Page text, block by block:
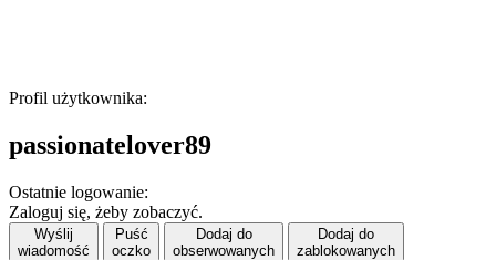
Profil użytkownika:
passionatelover89
Ostatnie logowanie:
Zaloguj się, żeby zobaczyć.
Wyślij
wiadomość
Puść
oczko
Dodaj do
obserwowanych
Dodaj do
zablokowanych